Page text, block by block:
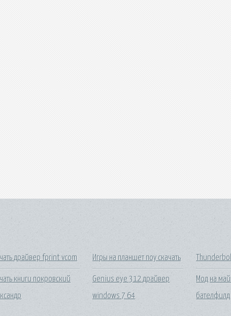
драйвер fprint vcom
книги покровский
Игры на планшет поу скачать
Genius eye 312 драйвер
windows 7 64
Мод на
бателфилд